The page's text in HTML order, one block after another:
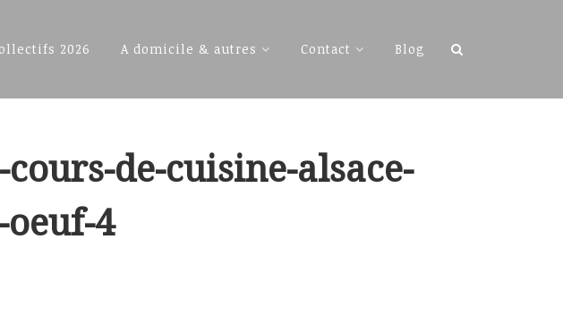
2026 A domicile & autres Contact Blog
de-cuisine-alsace-
4